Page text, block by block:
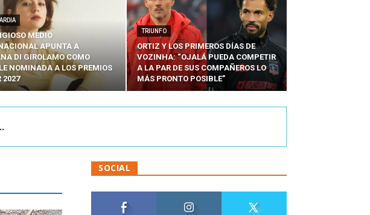
MEDIO
APUNTA A
DI GIROLAMO COMO
NOMINADA A LOS PREMIOS
2027
TRIUNFO
ORTIZ Y LOS PRIMEROS DÍAS DE
VOZINHA: “OJALÁ PUEDA COMPETIR
A LA PAR DE SUS COMPAÑEROS LO
MÁS PRONTO POSIBLE”
SOCIAL